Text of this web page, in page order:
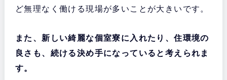
ど無理なく働ける現場が多いことが大きいです。
また、新しい綺麗な個室寮に入れたり、住環境の
良さも、続ける決め手になっていると考えられま
す。